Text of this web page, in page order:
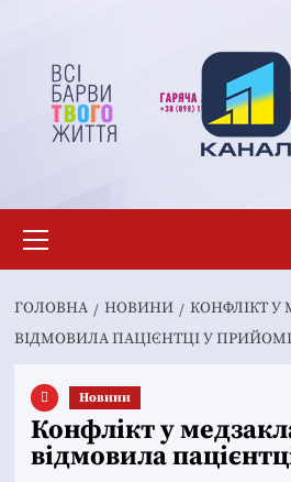
вмісту
меню
ГОЛОВНА НОВИНИ
КОНФЛІКТ У
ВІДМОВИЛА ПАЦІЄНТЦІ У ПРИЙОМІ
Новини
Конфлікт у
відмовила